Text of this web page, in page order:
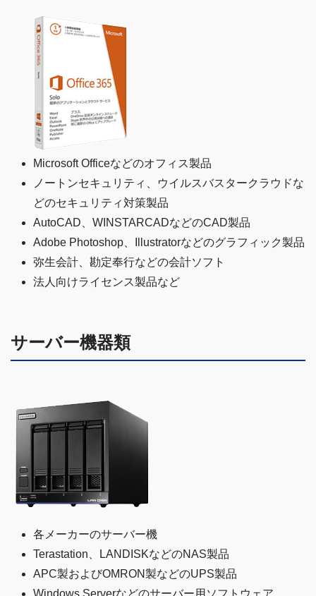
Microsoft Officeなどのオフィス製品
ノートンセキュリティ、ウイルスバスタークラウドな
どのセキュリティ対策製品
AutoCAD、WINSTARCADなどのCAD製品
Adobe Photoshop、Illustratorなどのグラフィック製品
弥生会計、勘定奉行などの会計ソフト
法人向けライセンス製品など
サーバー機器類
各メーカーのサーバー機
Terastation、LANDISKなどのNAS製品
APC製およびOMRON製などのUPS製品
Windows Serverなどのサーバー用ソフトウェア